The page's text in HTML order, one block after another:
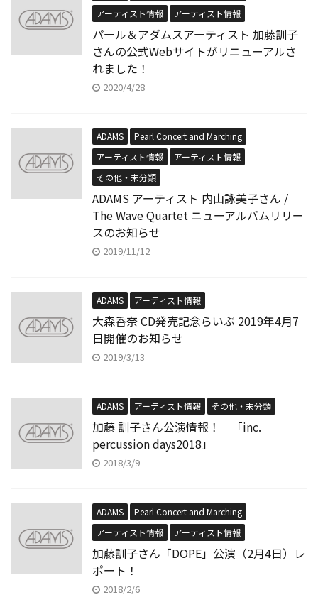
アーティスト情報 アーティスト情報
パール＆アダムスアーティスト 加藤訓子
さんの公式Webサイトがリニューアルさ
れました！
2020/4/28
ADAMS
Pearl Concert and Marching
アーティスト情報
アーティスト情報
その他・未分類
ADAMS アーティスト 内山詠美子さん /
The Wave Quartet ニューアルバムリリー
スのお知らせ
2019/11/12
ADAMS アーティスト情報
大森香奈 CD発売記念らいぶ 2019年4月7
日開催のお知らせ
2019/3/13
ADAMS アーティスト情報 その他・未分類
加藤 訓子さん公演情報！ 「inc.
percussion days2018」
2018/3/9
ADAMS
Pearl Concert and Marching
アーティスト情報
アーティスト情報
加藤訓子さん「DOPE」公演（2月4日）レ
ポート！
2018/2/6